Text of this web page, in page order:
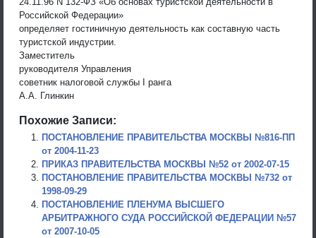
Российской Федерации»
определяет гостиничную деятельность как составную часть
туристской индустрии.
Заместитель
руководителя Управления
советник налоговой службы I ранга
А.А. Глинкин
Похожие Записи:
ПОСТАНОВЛЕНИЕ ПРАВИТЕЛЬСТВА МОСКВЫ №816-ПП
от 2004-11-23
ПРИКАЗ ПРАВИТЕЛЬСТВА МОСКВЫ №52 от 2002-07-15
ПОСТАНОВЛЕНИЕ ПРАВИТЕЛЬСТВА МОСКВЫ №732 от
1998-09-29
ПОСТАНОВЛЕНИЕ ПЛЕНУМА ВЫСШЕГО
АРБИТРАЖНОГО СУДА РОССИЙСКОЙ ФЕДЕРАЦИИ №57
от 2007-10-05